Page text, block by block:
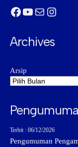
Facebook
YouTube
Mail
Archives
Arsip
Terbit : 06/12/2026
Pengumuman